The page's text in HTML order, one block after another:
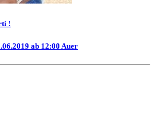
!
ab 12:00 Auer